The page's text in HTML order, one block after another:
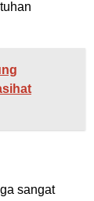
sangat